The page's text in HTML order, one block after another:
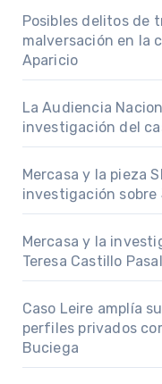
Posibles delitos de
malversación en la
Aparicio
La Audiencia
investigación del
Mercasa y la pieza
investigación sobre
Mercasa y la
Teresa Castillo
Caso Leire amplía
perfiles privados
Buciega